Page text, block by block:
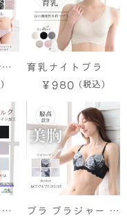
育乳ナイトブラ
￥980
ブラ ブラジャー 脇